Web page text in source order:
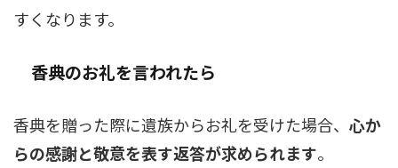
すくなります。
香典のお礼を言われたら
香典を贈った際に遺族からお礼を受けた場合、 心か
らの感謝と敬意を表す返答が求められます。